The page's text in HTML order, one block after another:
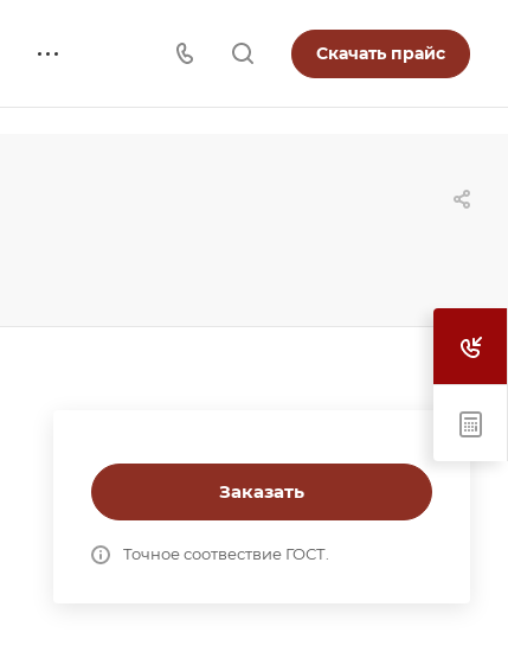
Скачать прайс
Заказать
Точное соотвествие ГОСТ.